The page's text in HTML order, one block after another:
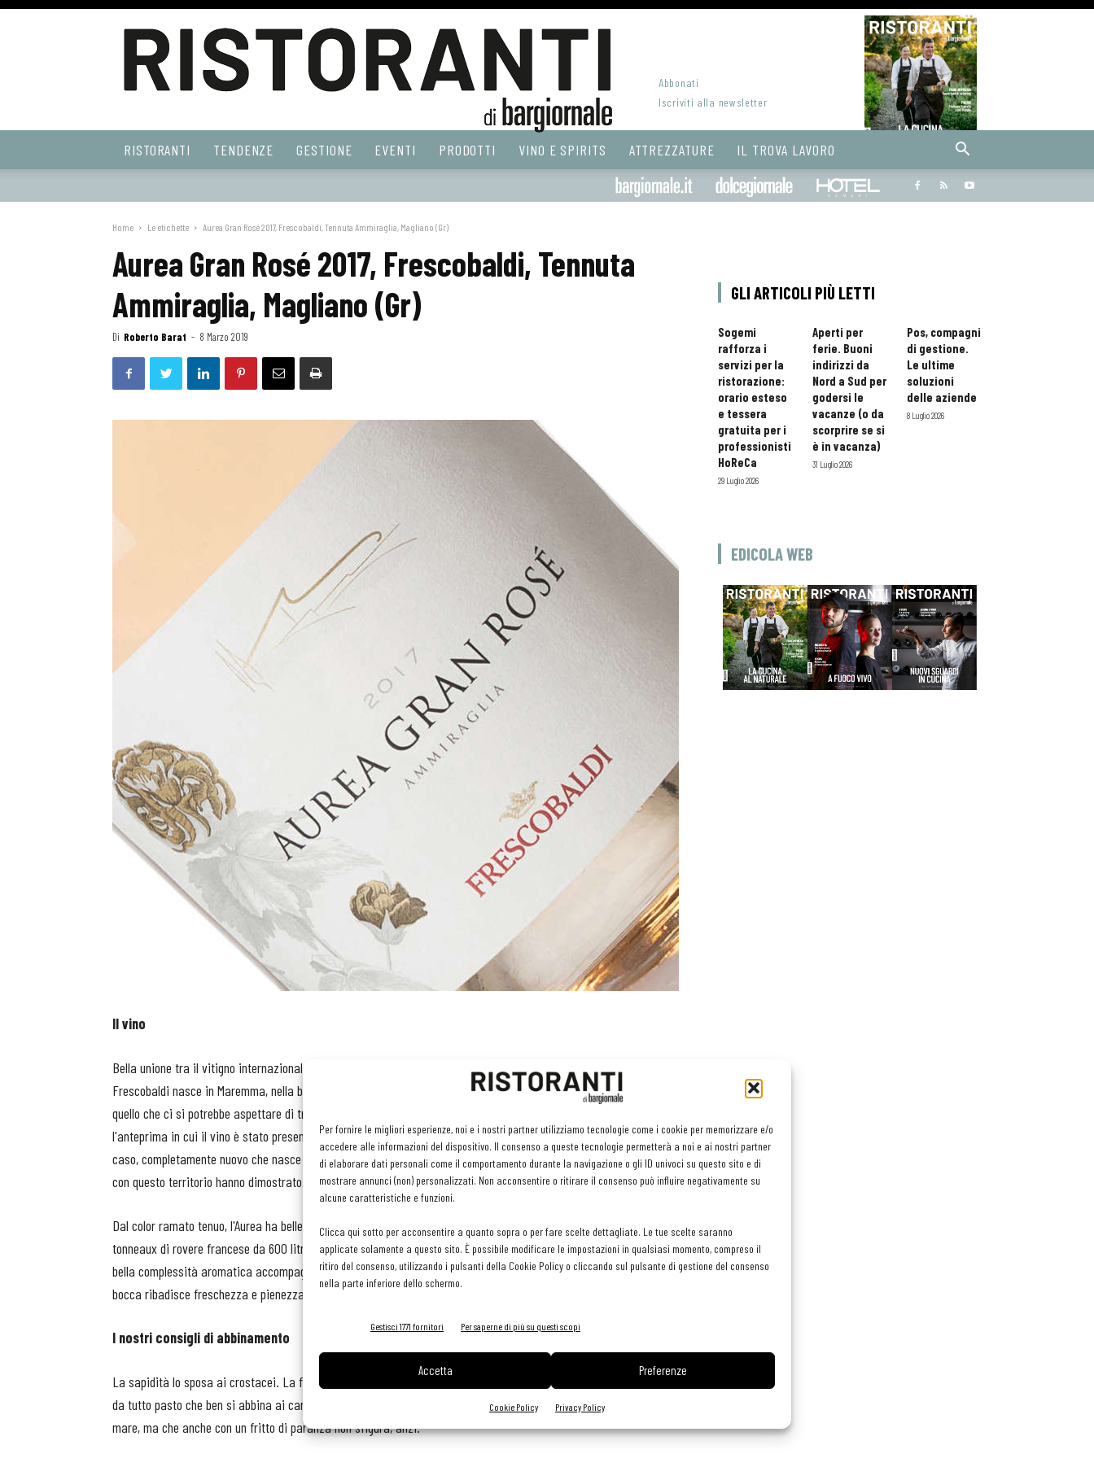
Per fornire le migliori esperienze, noi e i nostri partner utilizziamo tecnologie come i cookie per memorizzare e/o
accedere alle informazioni del dispositivo. Il consenso a queste tecnologie permetterà a noi e ai nostri partner
di elaborare dati personali come il comportamento durante la navigazione o gli ID univoci su questo sito e di
mostrare annunci (non) personalizzati. Non acconsentire o ritirare il consenso può influire negativamente su
alcune caratteristiche e funzioni.
Clicca qui sotto per acconsentire a quanto sopra o per fare scelte dettagliate. Le tue scelte saranno
applicate solamente a questo sito. È possibile modificare le impostazioni in qualsiasi momento, compreso il
ritiro del consenso, utilizzando i pulsanti della Cookie Policy o cliccando sul pulsante di gestione del consenso
nella parte inferiore dello schermo.
Gestisci 1771 fornitori Per saperne di più su questi scopi
Accetta Preferenze
Cookie Policy Privacy Policy
Web
Abbonati
Iscriviti alla newsletter
RISTORANTI TENDENZE GESTIONE EVENTI PRODOTTI VINO E SPIRITS ATTREZZATURE IL TROVA LAVORO
Bargiornale dolcegiornale
Home Le etichette Aurea Gran Rosé 2017, Frescobaldi, Tennuta Ammiraglia, Magliano (Gr)
Aurea Gran Rosé 2017, Frescobaldi, Tennuta
Ammiraglia, Magliano (Gr)
Di Roberto Barat - 8 Marzo 2019
Il vino
Bella unione tra il vitigno internazionale (e rosso) Syrah e l’autoctono (e bianco) Vermentino l'Aurea Gran Rosé
Frescobaldi nasce in Maremma, nella bella tenuta grossetana dei Frescobaldi. «Un vino completamente diverso da
quello che ci si potrebbe aspettare di trovare in questa zona - ha spiegato Lamberto Frescobaldi durante
l'anteprima in cui il vino è stato presentato alla stampa -. Volevamo dar vita a un Rosé, in questo
caso, completamente nuovo che nasce da vitigni e procedimenti enologici in parte estranei alla Toscana, ma che
con questo territorio hanno dimostrato di sapersi fondere alla perfezionee dar così vita a un grande vino».
Dal color ramato tenuo, l'Aurea ha belle note di frutta fresca e spezie (donate prima dalla fermentazione in legno in
tonneaux di rovere francese da 600 litri e poi dall'affinamento in barrique per ben 20 mesi). Al naso mostra poi una
bella complessità aromatica accompagnata da note saline e minerali e da una notevole freschezza. In
bocca ribadisce freschezza e pienezza gustativa, una bella persistenza e una buona sapidità.
I nostri consigli di abbinamento
La sapidità lo sposa ai crostacei. La freschezza a primi piatti conditi con sughi di verdure. Nell'insieme è un Rosé
da tutto pasto che ben si abbina ai carpacci leggermente acidulati (con succo di lime o arancia), ai primi piatti di
mare, ma che anche con un fritto di paranza non sfigura, anzi.
GLI ARTICOLI PIÙ LETTI
Sogemi
rafforza i
servizi per la
ristorazione:
orario esteso
e tessera
gratuita per i
professionisti
HoReCa
29 Luglio 2026
Aperti per
ferie. Buoni
indirizzi da
Nord a Sud per
godersi le
vacanze (o da
scorprire se si
è in vacanza)
31 Luglio 2026
Pos, compagni
di gestione.
Le ultime
soluzioni
delle aziende
8 Luglio 2026
EDICOLA WEB